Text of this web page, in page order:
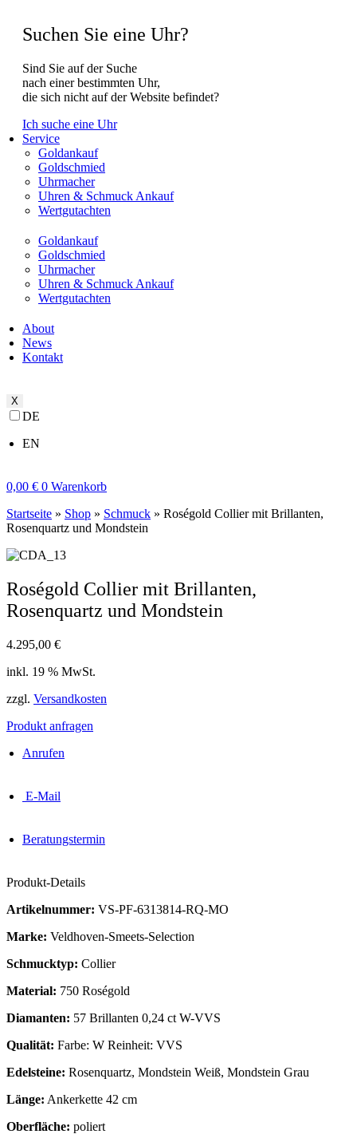
Suchen Sie eine Uhr?
Sind Sie auf der Suche
nach einer bestimmten Uhr,
die sich nicht auf der Website befindet?
Ich suche eine Uhr
Service
Goldankauf
Goldschmied
Uhrmacher
Uhren & Schmuck Ankauf
Wertgutachten
Goldankauf
Goldschmied
Uhrmacher
Uhren & Schmuck Ankauf
Wertgutachten
About
News
Kontakt
X
DE
EN
0,00 € 0 Warenkorb
Startseite » Shop » Schmuck » Roségold Collier mit Brillanten,
Rosenquartz und Mondstein
Roségold Collier mit Brillanten,
Rosenquartz und Mondstein
4.295,00 €
inkl. 19 % MwSt.
zzgl. Versandkosten
Produkt anfragen
Anrufen
E-Mail
Beratungstermin
Produkt-Details
Artikelnummer: VS-PF-6313814-RQ-MO
Marke: Veldhoven-Smeets-Selection
Schmucktyp: Collier
Material: 750 Roségold
Diamanten: 57 Brillanten 0,24 ct W-VVS
Qualität: Farbe: W Reinheit: VVS
Edelsteine: Rosenquartz, Mondstein Weiß, Mondstein Grau
Länge: Ankerkette 42 cm
Oberfläche: poliert